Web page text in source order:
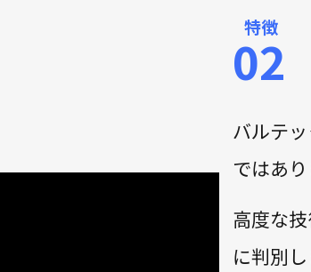
バルテ
ではあり
高度な
に判別し